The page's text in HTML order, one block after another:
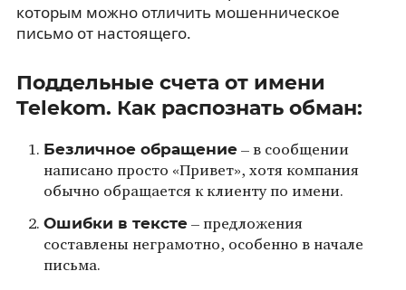
которым можно отличить мошенническое
письмо от настоящего.
Поддельные счета от имени
Telekom. Как распознать обман:
Безличное обращение– в сообщении
написано просто «Привет», хотя компания
обычно обращается к клиенту по имени.
Ошибки в тексте– предложения
составлены неграмотно, особенно в начале
письма.